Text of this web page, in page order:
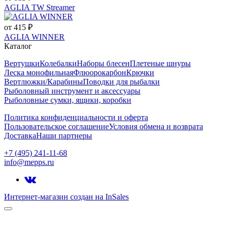
AGLIA TW Streamer
от 415 ₽
AGLIA WINNER
Каталог
ВертушкиКолебалкиНаборы блесенПлетеные шнуры
Леска монофильнаяФлюорокарбонКрючки
Вертлюжки/КарабиныПоводки для рыбалки
Рыболовный инструмент и аксессуары
Рыболовные сумки, ящики, коробки
Политика конфиденциальности и оферта
Пользовательское соглашениеУсловия обмена и возврата
ДоставкаНаши партнеры
+7 (495) 241-11-68
info@mepps.ru
Интернет-магазин создан на InSales